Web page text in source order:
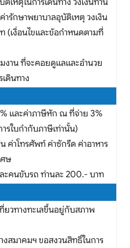
รักษาพยาบาลอุบัติเหตุ วงเงิน
(เงื่อนไขและข้อกำหนดตามที่
าน ที่จะคอยดูแลและอำนวย
ดินทาง
และค่าภาษีหัก ณ ที่จ่าย 3%
รใบกำกับภาษีเท่านั้น)
ค่าโทรศัพท์ ค่าซักรีด ค่าอาหาร
ศษ
คนขับรถ ท่านละ 200.- บาท
ยวทางทะเลขึ้นอยู่กับสภาพ
งสมาคมฯ ขอสงวนสิทธิ์ในการ